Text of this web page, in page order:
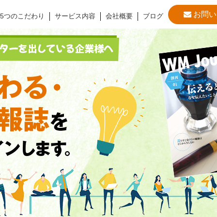
5つのこだわり サービス内容 会社概要 ブログ お問